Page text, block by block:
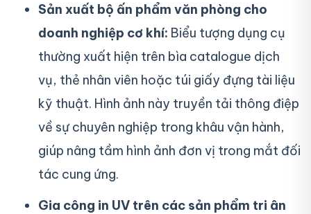
Sản xuất bộ ấn phẩm văn phòng cho
doanh nghiệp cơ khí: Biểu tượng dụng cụ
thường xuất hiện trên bìa catalogue dịch
vụ, thẻ nhân viên hoặc túi giấy đựng tài liệu
kỹ thuật. Hình ảnh này truyền tải thông điệp
về sự chuyên nghiệp trong khâu vận hành,
giúp nâng tầm hình ảnh đơn vị trong mắt đối
tác cung ứng.
Gia công in UV trên các sản phẩm tri ân